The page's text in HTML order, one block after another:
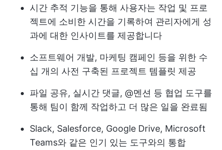
시간 추적 기능을 통해 사용자는 작업 및 프로
젝트에 소비한 시간을 기록하여 관리자에게 성
과에 대한 인사이트를 제공합니다
소프트웨어 개발, 마케팅 캠페인 등을 위한 수
십 개의 사전 구축된 프로젝트 템플릿 제공
파일 공유, 실시간 댓글, @멘션 등 협업 도구를
통해 팀이 함께 작업하고 더 많은 일을 완료됨
Slack, Salesforce, Google Drive, Microsoft
Teams와 같은 인기 있는 도구와의 통합